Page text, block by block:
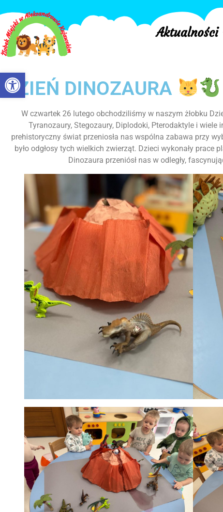
Otwórz pasek narzędzi
Aktualności
DZIEŃ DINOZAURA
W czwartek 26 lutego obchodziliśmy w naszym żłobku
Tyranozaury, Stegozaury, Diplodoki, Pterodaktyle i
prehistoryczny świat przeniosła nas wspólna zabawa przy
było odgłosy tych wielkich zwierząt. Dzieci wykonały prace
Dinozaura przeniósł nas w odległy,